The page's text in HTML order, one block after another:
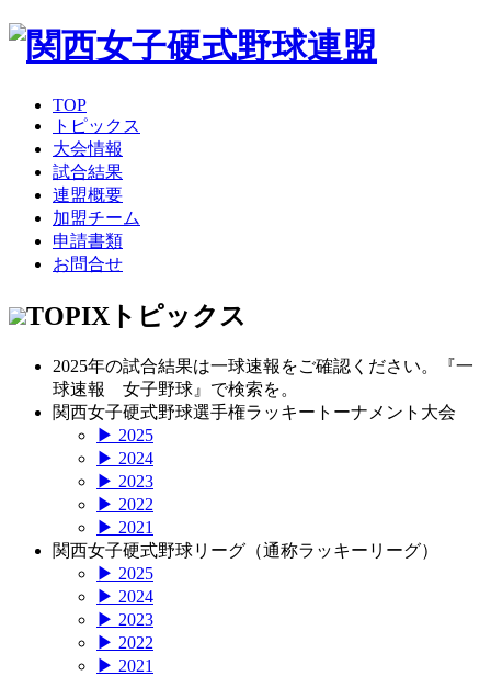
TOP
トピックス
大会情報
試合結果
連盟概要
加盟チーム
申請書類
お問合せ
TOPIX トピックス
2025年の試合結果は一球速報をご確認ください。『一
球速報 女子野球』で検索を。
関西女子硬式野球選手権ラッキートーナメント大会
▶ 2025
▶ 2024
▶ 2023
▶ 2022
▶ 2021
関西女子硬式野球リーグ（通称ラッキーリーグ）
▶ 2025
▶ 2024
▶ 2023
▶ 2022
▶ 2021